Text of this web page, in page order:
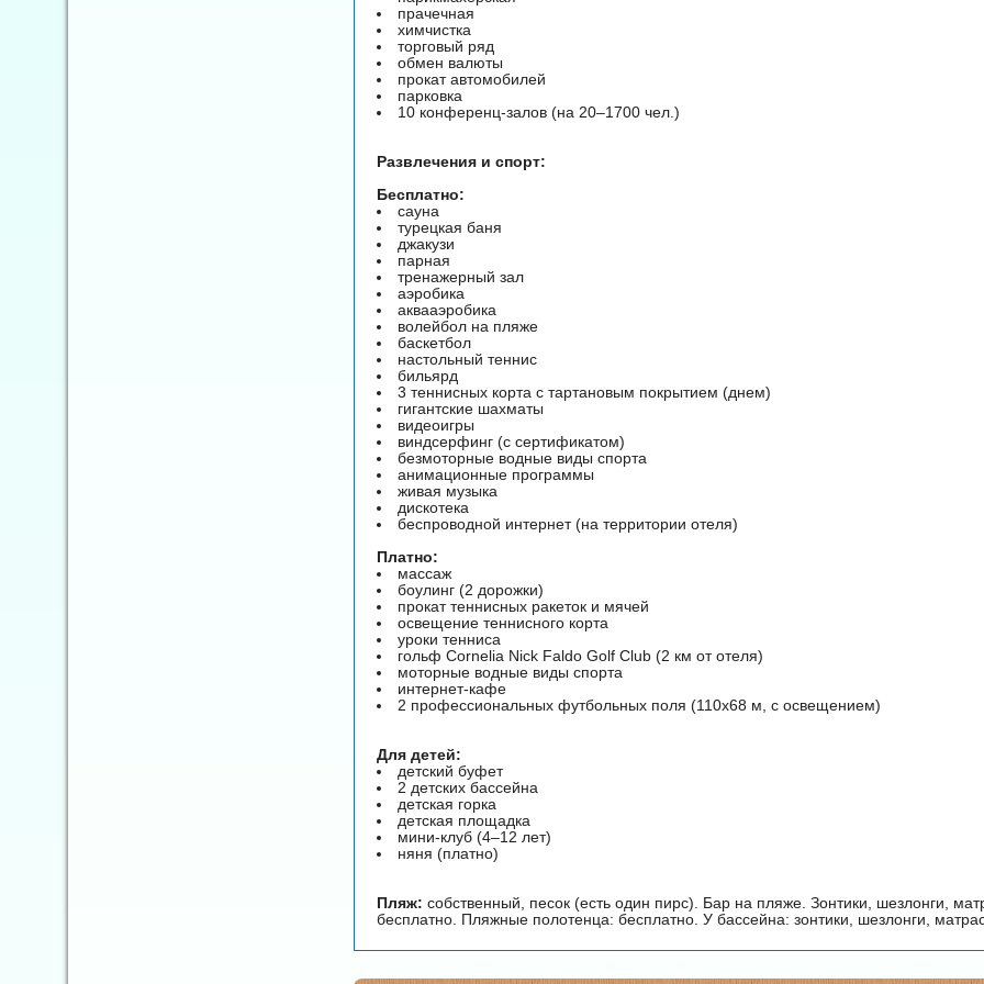
прачечная
химчистка
торговый ряд
обмен валюты
прокат автомобилей
парковка
10 конференц-залов (на 20–1700 чел.)
Развлечения и спорт:
Бесплатно:
сауна
турецкая баня
джакузи
парная
тренажерный зал
аэробика
аквааэробика
волейбол на пляже
баскетбол
настольный теннис
бильярд
3 теннисных корта с тартановым покрытием (днем)
гигантские шахматы
видеоигры
виндсерфинг (с сертификатом)
безмоторные водные виды спорта
анимационные программы
живая музыка
дискотека
беспроводной интернет (на территории отеля)
Платно:
массаж
боулинг (2 дорожки)
прокат теннисных ракеток и мячей
освещение теннисного корта
уроки тенниса
гольф Cornelia Nick Faldo Golf Club (2 км от отеля)
моторные водные виды спорта
интернет-кафе
2 профессиональных футбольных поля (110х68 м, с освещением)
Для детей:
детский буфет
2 детских бассейна
детская горка
детская площадка
мини-клуб (4–12 лет)
няня (платно)
Пляж: собственный, песок (есть один пирс). Бар на пляже. Зонтики, шезлонги,
бесплатно. Пляжные полотенца: бесплатно. У бассейна: зонтики, шезлонги,